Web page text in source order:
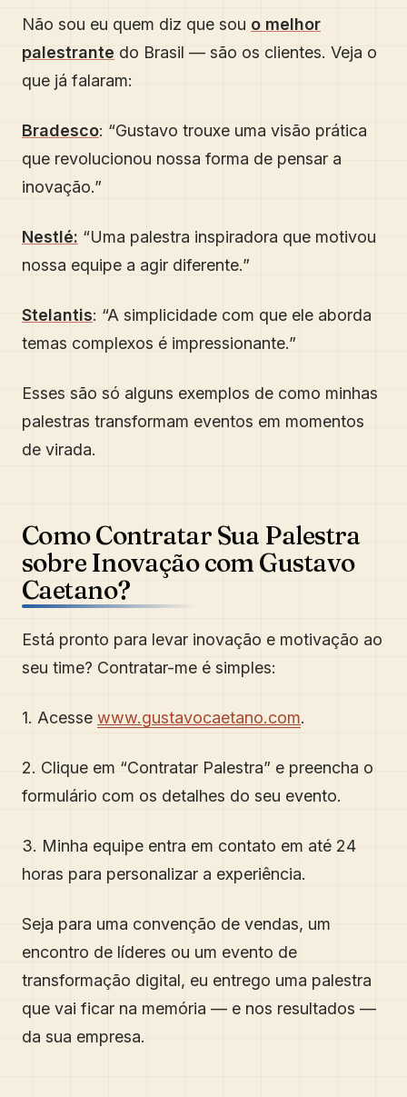
Não sou eu quem diz que sou o melhor
palestrante do Brasil — são os clientes. Veja o
que já falaram:
Bradesco: “Gustavo trouxe uma visão prática
que revolucionou nossa forma de pensar a
inovação.”
Nestlé: “Uma palestra inspiradora que motivou
nossa equipe a agir diferente.”
Stelantis: “A simplicidade com que ele aborda
temas complexos é impressionante.”
Esses são só alguns exemplos de como minhas
palestras transformam eventos em momentos
de virada.
Como Contratar Sua Palestra
sobre Inovação com Gustavo
Caetano?
Está pronto para levar inovação e motivação ao
seu time? Contratar-me é simples:
1. Acesse www.gustavocaetano.com.
2. Clique em “Contratar Palestra” e preencha o
formulário com os detalhes do seu evento.
3. Minha equipe entra em contato em até 24
horas para personalizar a experiência.
Seja para uma convenção de vendas, um
encontro de líderes ou um evento de
transformação digital, eu entrego uma palestra
que vai ficar na memória — e nos resultados —
da sua empresa.